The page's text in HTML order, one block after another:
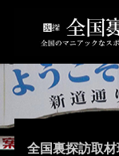
全国裏探訪取